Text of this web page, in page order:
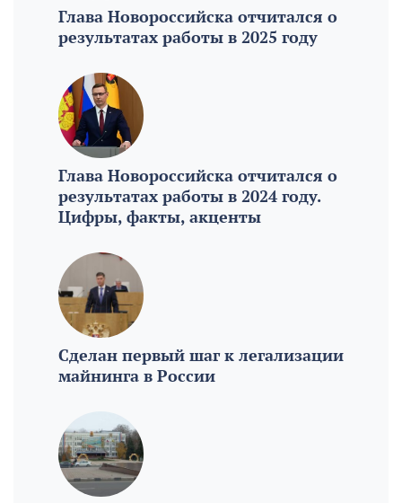
31 июля
рецепт с изюминкой
31 июля
Идеальный арбуз: как выбрать сладкий и
спелый плод без ошибок
31 июля
С мебелью или без: как выгодно сдать и снять
квартиру. Советы экспертов
Глава Новороссийска отчитался о
результатах работы в 2025 году
Глава Новороссийска отчитался о
результатах работы в 2024 году.
Цифры, факты, акценты
Сделан первый шаг к легализации
майнинга в России